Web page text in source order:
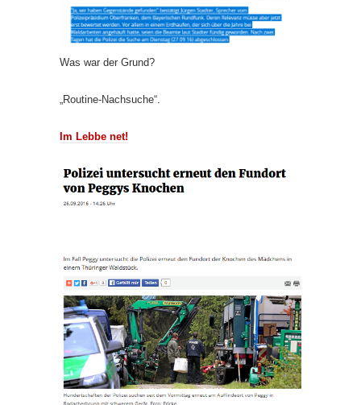
Was war der Grund?
„Routine-Nachsuche“.
Im Lebbe net!